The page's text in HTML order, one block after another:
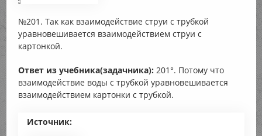
№201. Так как взаимодействие струи с трубкой
уравновешивается взаимодействием струи с
картонкой.
Ответ из учебника(задачника): 201°. Потому что
взаимодействие воды с трубкой уравновешивается
взаимодействием картонки с трубкой.
Источник: